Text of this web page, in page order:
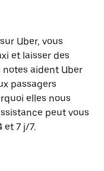
Uber, vous
et laisser des
notes aident Uber
passagers
elles nous
peut vous
et 7 j/7.